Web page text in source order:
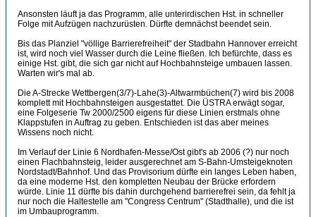
Ansonsten läuft ja das Programm, alle unterirdischen Hst. in schneller
Folge mit Aufzügen nachzurüsten. Dürfte demnächst beendet sein.
Bis das Planziel "völlige Barrierefreiheit" der Stadbahn Hannover erreicht
ist, wird noch viel Wasser durch die Leine fließen. Ich befürchte, dass es
einige Hst. gibt, die sich gar nicht auf Hochbahnsteige umbauen lassen.
Warten wir's mal ab.
Die A-Strecke Wettbergen(3/7)-Lahe(3)-Altwarmbüchen(7) wird bis 2008
komplett mit Hochbahnsteigen ausgestattet. Die ÜSTRA erwägt sogar,
eine Folgeserie Tw 2000/2500 eigens für diese Linien erstmals ohne
Klappstufen in Auftrag zu geben. Entschieden ist das aber meines
Wissens noch nicht.
Im Verlauf der Linie 6 Nordhafen-Messe/Ost gibt's ab 2006 (?) nur noch
einen Flachbahnsteig, leider ausgerechnet am S-Bahn-Umsteigeknoten
Nordstadt/Bahnhof. Und das Provisorium dürfte ein langes Leben haben,
da eine moderne Hst. den kompletten Neubau der Brücke erfordern
würde. Linie 11 dürfte bis dahin durchgehend barrierefrei sein, da fehlt ja
nur noch die Haltestelle am "Congress Centrum" (Stadthalle), und die ist
im Umbauprogramm.